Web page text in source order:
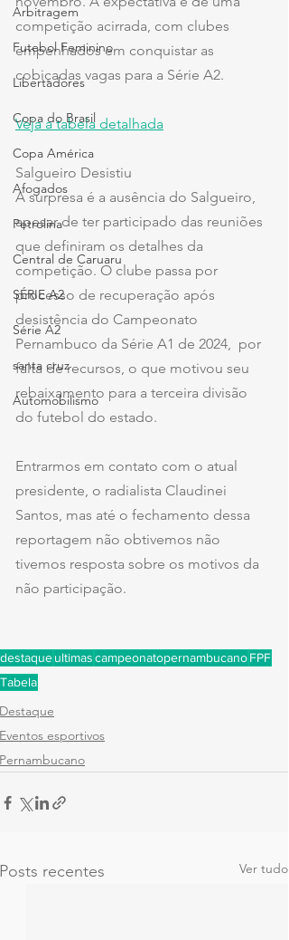
Arbitragem
Futebol Feminino
Libertadores
Copa do Brasil
Copa América
Afogados
Petrolina
Central de Caruaru
SÉRIE A2
Série A2
santa cruz
Automobilismo
competição acirrada, com clubes
empenhados em conquistar as
cobiçadas vagas para a Série A2.
Veja a tabela detalhada
Salgueiro Desistiu
A surpresa é a ausência do Salgueiro,
apesar de ter participado das reuniões
que definiram os detalhes da
competição. O clube passa por
processo de recuperação após
desistência do Campeonato
Pernambuco da Série A1 de 2024,  por
falta de recursos, o que motivou seu
rebaixamento para a terceira divisão
do futebol do estado.
Entrarmos em contato com o atual
presidente, o radialista Claudinei
Santos, mas até o fechamento dessa
reportagem não obtivemos não
tivemos resposta sobre os motivos da
não participação.
destaqueultimascampeonatopernambucanoFPF
Tabela
Destaque
Eventos esportivos
Pernambucano
Posts recentes Ver tudo